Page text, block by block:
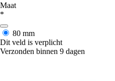
Maat
*
80 mm
Dit veld is verplicht
Verzonden binnen 9 dagen